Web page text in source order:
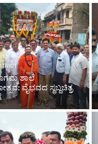
ಶಾಲೆ
ವೈಭವದ ಸ್ಥಬ್ದಚಿತ್ರ